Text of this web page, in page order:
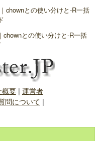
chownとの使い分けと-R一括
との使い分けと-R一括
概要| 運営者
問について |